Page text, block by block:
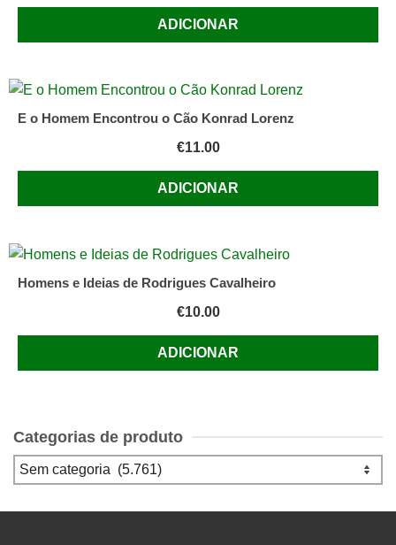
ADICIONAR
E o Homem Encontrou o Cão Konrad Lorenz
€11.00
ADICIONAR
Homens e Ideias de Rodrigues Cavalheiro
€10.00
ADICIONAR
Categorias de produto